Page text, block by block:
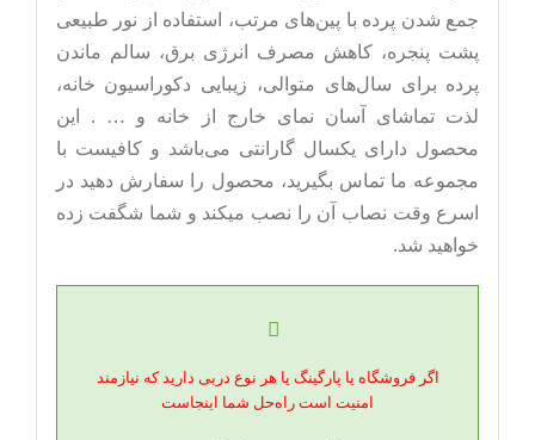
جمع شدن پرده با پین‌های مرتب، استفاده از نور طبیعی
پشت پنجره، کاهش مصرف انرژی برق، سالم ماندن
پرده برای سال‌های متوالی، زیبایی دکوراسیون خانه،
لذت تماشای آسان نمای خارج از خانه و … . این
محصول دارای یکسال گارانتی می‌باشد و کافیست با
مجموعه ما تماس بگیرید، محصول را سفارش دهید در
اسرع وقت نصاب آن را نصب میکند و شما شگفت زده
خواهید شد.
اگر فروشگاه یا پارگینگ یا هر نوع دربی دارید که نیازمند
امنیت است راه‌حل شما اینجاست